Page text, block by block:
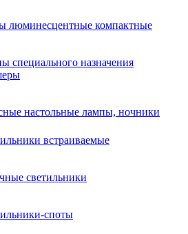
люминесцентные компактные
специального назначения
настольные лампы, ночники
встраиваемые
светильники
споты